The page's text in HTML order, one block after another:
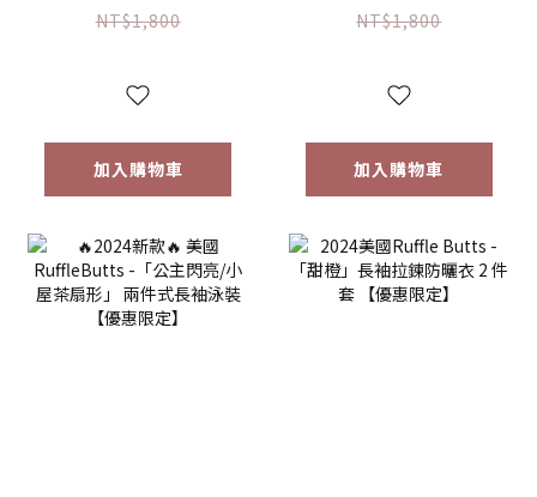
快樂草裙舞」斜肩
惠限定】
NT$1,800
加入購物車
橙」兩件式無袖泳
NT$1,800
加入購物車